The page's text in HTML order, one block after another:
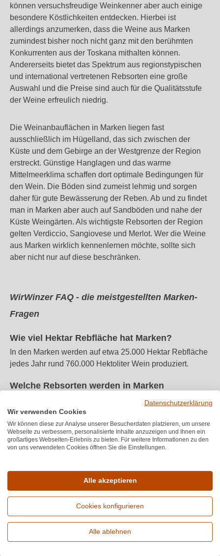
können versuchsfreudige Weinkenner aber auch einige
besondere Köstlichkeiten entdecken. Hierbei ist
allerdings anzumerken, dass die Weine aus Marken
zumindest bisher noch nicht ganz mit den berühmten
Konkurrenten aus der Toskana mithalten können.
Andererseits bietet das Spektrum aus regionstypischen
und international vertretenen Rebsorten eine große
Auswahl und die Preise sind auch für die Qualitätsstufe
der Weine erfreulich niedrig.
Die Weinanbauflächen in Marken liegen fast
ausschließlich im Hügelland, das sich zwischen der
Küste und dem Gebirge an der Westgrenze der Region
erstreckt. Günstige Hanglagen und das warme
Mittelmeerklima schaffen dort optimale Bedingungen für
den Wein. Die Böden sind zumeist lehmig und sorgen
daher für gute Bewässerung der Reben. Ab und zu findet
man in Marken aber auch auf Sandböden und nahe der
Küste Weingärten. Als wichtigste Rebsorten der Region
gelten Verdiccio, Sangiovese und Merlot. Wer die Weine
aus Marken wirklich kennenlernen möchte, sollte sich
aber nicht nur auf diese beschränken.
WirWinzer FAQ - die meistgestellten Marken-
Fragen
Wie viel Hektar Rebfläche hat Marken?
In den Marken werden auf etwa 25.000 Hektar Rebfläche
jedes Jahr rund 760.000 Hektoliter Wein produziert.
Welche Rebsorten werden in Marken
Als wichtigste Rebsorten der Region gelten Verdiccio,
Sangiovese und Merlot. Wer die Weine aus Marken
wirklich kennenlernen möchte, sollte sich aber nicht nur
auf diese beschränken.
Was bedeutet DOCG/ DOC auf Weinen?
DOC heißt ausgeschrieben „Denominazione di Origine
Controllata“, DOCG bedeutet „Denominazione di Origine
Controllata e Garantia“. Dies bedeutet, dass der Wein
eine geschützte Herkunftsbezeichnung hat und unter
strengeren Qualitätskontrollen im Bereich Ernte,
Erweiterte Suche
Datenschutzerklärung
Wir verwenden Cookies
Wir können diese zur Analyse unserer Besucherdaten platzieren, um unsere
Webseite zu verbessern, personalisierte Inhalte anzuzeigen und Ihnen ein
großartiges Webseiten-Erlebnis zu bieten. Für weitere Informationen zu den
von uns verwendeten Cookies öffnen Sie die Einstellungen.
Alle akzeptieren
Cookies konfigurieren
Alle ablehnen